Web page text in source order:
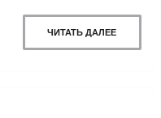
ЧИТАТЬ ДАЛЕЕ